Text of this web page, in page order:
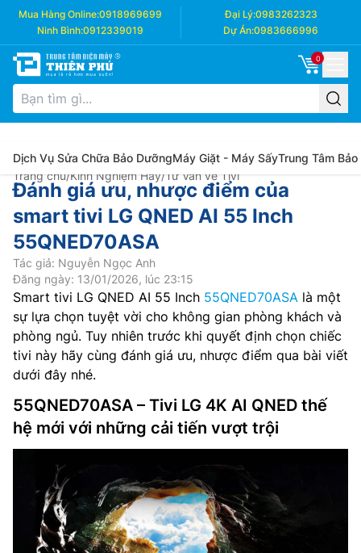
Mua Hàng Online:0918969699 Đại Lý:0983262323
Ninh Bình:0912339019 Dự Án:0983666996
0
Dịch Vụ Sửa Chữa Bảo DưỡngMáy Giặt - Máy SấyTrung Tâm Bảo
Trang chủ/Kinh Nghiệm Hay/Tư Vấn về Tivi
Đánh giá ưu, nhược điểm của
smart tivi LG QNED AI 55 Inch
55QNED70ASA
Tác giả: Nguyễn Ngọc Anh
Đăng ngày: 13/01/2026, lúc 23:15
Smart tivi LG QNED AI 55 Inch 55QNED70ASA là một
sự lựa chọn tuyệt vời cho không gian phòng khách và
phòng ngủ. Tuy nhiên trước khi quyết định chọn chiếc
tivi này hãy cùng đánh giá ưu, nhược điểm qua bài viết
dưới đây nhé.
55QNED70ASA – Tivi LG 4K AI QNED thế
hệ mới với những cải tiến vượt trội